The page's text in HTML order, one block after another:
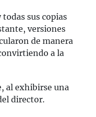
todas sus copias
versiones
de manera
a la
al exhibirse una
director.